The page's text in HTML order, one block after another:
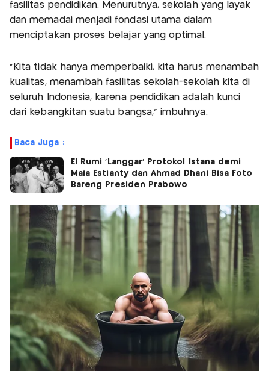
fasilitas pendidikan. Menurutnya, sekolah yang layak
dan memadai menjadi fondasi utama dalam
menciptakan proses belajar yang optimal.
“Kita tidak hanya memperbaiki, kita harus menambah
kualitas, menambah fasilitas sekolah-sekolah kita di
seluruh Indonesia, karena pendidikan adalah kunci
dari kebangkitan suatu bangsa,” imbuhnya.
Baca Juga :
El Rumi ‘Langgar’ Protokol Istana demi
Maia Estianty dan Ahmad Dhani Bisa Foto
Bareng Presiden Prabowo